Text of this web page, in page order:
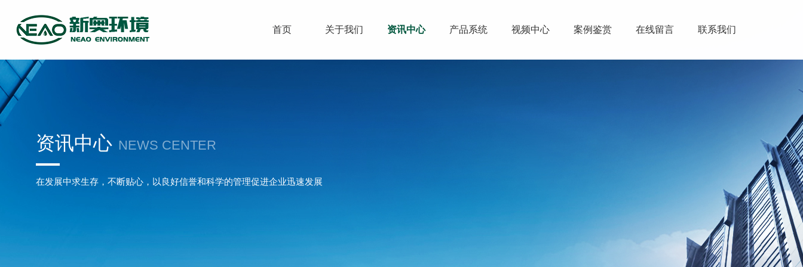
首页 关于我们 资讯中心 产品系统 视频中心 案例鉴赏 在线留言 联系我们
资讯中心 NEWS CENTER
在发展中求生存，不断贴心，以良好信誉和科学的管理促进企业迅速发展